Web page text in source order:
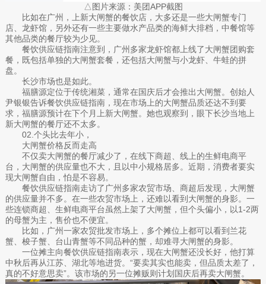
△图片来源：美团APP截图
比如在广州，上新大闸蟹的餐饮店，大多还是一些大闸蟹专门
店、龙虾馆，另外还有一些主要做水产品类的海鲜大排档，中餐馆等
其他品类的餐厅较为少见。
餐饮供应链指南注意到，广州多家龙虾馆都上线了大闸蟹团购套
餐，既包括单独的大闸蟹套餐，还包括大闸蟹与小龙虾、牛蛙的拼
盘。
长沙市场也是如此。
福膳源定位于传统湘菜，通常在国庆后才会推出大闸蟹。创始人
尹银银告诉餐饮供应链指南，现在市场上的大闸蟹品质还达不到要
求，福膳源预计在下个月上新大闸蟹。她也观察到，眼下长沙当地上
新大闸蟹的餐厅还不太多。
02.个头比去年小，
大闸蟹价格反而走高
不仅卖大闸蟹的餐厅减少了，在线下商超、线上的生鲜电商平
台，大闸蟹的供应量也不大，且以中小规格居多。近期，消费者要实
现大闸蟹自由，怕是不容易。
餐饮供应链指南走访了广州多家农贸市场、商超后发现，大闸蟹
的供应量并不多。在一些农贸市场上，还难以看到大闸蟹的身影。一
些连锁商超、生鲜电商平台虽然上架了大闸蟹，但个头偏小，以1-2两
的母蟹为主，售价也不便宜。
比如，广州一家农贸批发市场上，多个摊位上都可以看到兰花
蟹、梭子蟹、台山青蟹等不同品种的蟹，却难寻大闸蟹的身影。
一位摊主向餐饮供应链指南表示，现在大闸蟹还没长好，他打算
中秋后再从江苏、湖北等地进货。“要卖其实也能卖，但品质太差了，
真的不好意思卖”。该市场的另一位摊贩则计划国庆后再卖大闸蟹。